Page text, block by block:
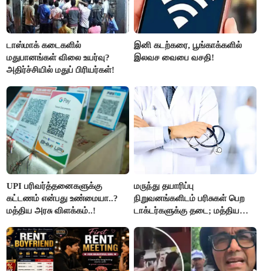
டாஸ்மாக் கடைகளில்
மதுபானங்கள் விலை உயர்வு?
அதிர்ச்சியில் மதுப் பிரியர்கள்!
இனி கடற்கரை, பூங்காக்களில்
இலவச வைபை வசதி!
UPI பரிவர்த்தனைகளுக்கு
கட்டணம் என்பது உண்மையா..?
மத்திய அரசு விளக்கம்..!
மருந்து தயாரிப்பு
நிறுவனங்களிடம் பரிசுகள் பெற
டாக்டர்களுக்கு தடை; மத்திய